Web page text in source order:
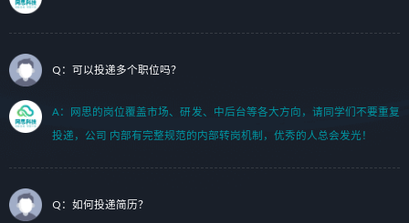
Q：可以投递多个职位吗？
A：网思的岗位覆盖市场、研发、中后台等各大方向，请同学们不要重复
投递，公司 内部有完整规范的内部转岗机制，优秀的人总会发光！
Q：如何投递简历？